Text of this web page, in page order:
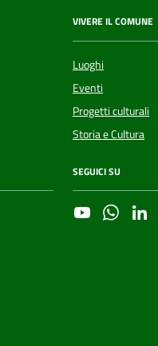
VIVERE IL COMUNE
Luoghi
Eventi
Progetti culturali
Storia e Cultura
SEGUICI SU
YouTube